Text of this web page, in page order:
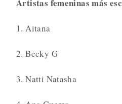
Artistas femeninas más
1. Aitana
2. Becky G
3. Natti Natasha